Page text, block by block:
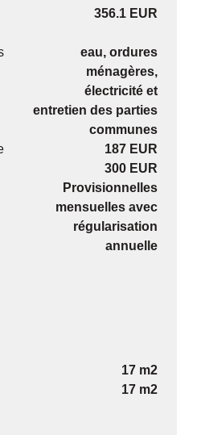
356.1 EUR
eau, ordures
ménagères,
électricité et
entretien des parties
communes
187 EUR
300 EUR
Provisionnelles
mensuelles avec
régularisation
annuelle
17 m2
17 m2